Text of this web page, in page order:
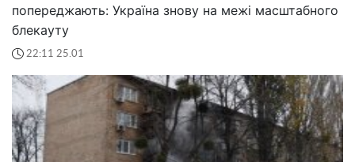
попереджають: Україна знову на межі масштабного
блекауту
22:11 25.01